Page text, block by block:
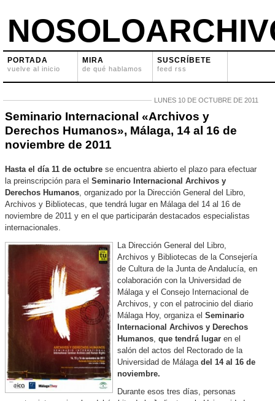
PORTADA
vuelve al inicio
MIRA
de qué hablamos
SUSCRÍBETE
feed rss
LUNES 10 DE OCTUBRE DE 2011
Seminario Internacional «Archivos y
Derechos Humanos», Málaga, 14 al 16 de
noviembre de 2011
Hasta el día 11 de octubre se encuentra abierto el plazo para efectuar
la preinscripción para el Seminario Internacional Archivos y
Derechos Humanos, organizado por la Dirección General del Libro,
Archivos y Bibliotecas, que tendrá lugar en Málaga del 14 al 16 de
noviembre de 2011 y en el que participarán destacados especialistas
internacionales.
La Dirección General del Libro,
Archivos y Bibliotecas de la Consejería
de Cultura de la Junta de Andalucía, en
colaboración con la Universidad de
Málaga y el Consejo Internacional de
Archivos, y con el patrocinio del diario
Málaga Hoy, organiza el Seminario
Internacional Archivos y Derechos
Humanos, que tendrá lugar en el
salón del actos del Rectorado de la
Universidad de Málaga del 14 al 16 de
noviembre.
Durante esos tres días, personas